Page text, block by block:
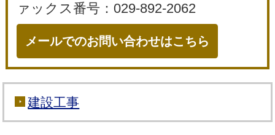
ァックス番号：029-892-2062
メールでのお問い合わせはこちら
建設工事